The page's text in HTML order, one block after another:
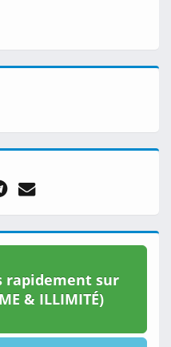
rapidement sur
& ILLIMITÉ)